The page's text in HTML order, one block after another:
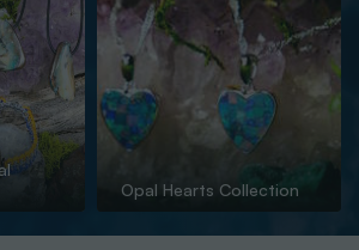
Opal Hearts Collection